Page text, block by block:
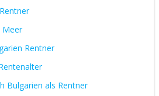
Meer
Rentner
Bulgarien als Rentner